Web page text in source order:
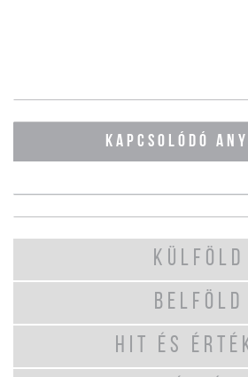
KAPCSOLÓDÓ
KÜLFÖLD
BELFÖLD
HIT ÉS